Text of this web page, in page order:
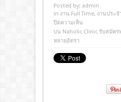
Posted by: admin
in งาน Full Time, งานประจํา
ปิดความเห็น
บน Naholic Clinic รับสมัคร
หลายอัตรา